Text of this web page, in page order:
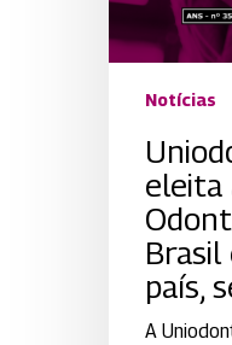
Notícias
eleita
Brasil
país,
A